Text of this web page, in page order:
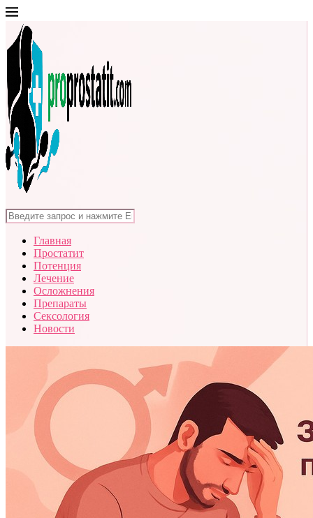
Главная
Простатит
Потенция
Лечение
Осложнения
Препараты
Сексология
Новости